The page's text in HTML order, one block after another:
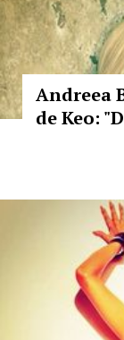
Andreea
de Keo: